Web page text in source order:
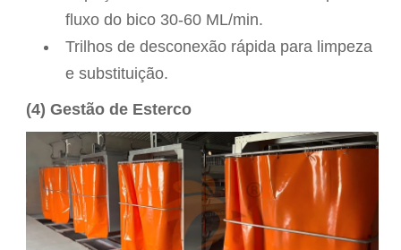
fluxo do bico 30-60 ML/min.
Trilhos de desconexão rápida para limpeza
e substituição.
(4) Gestão de Esterco